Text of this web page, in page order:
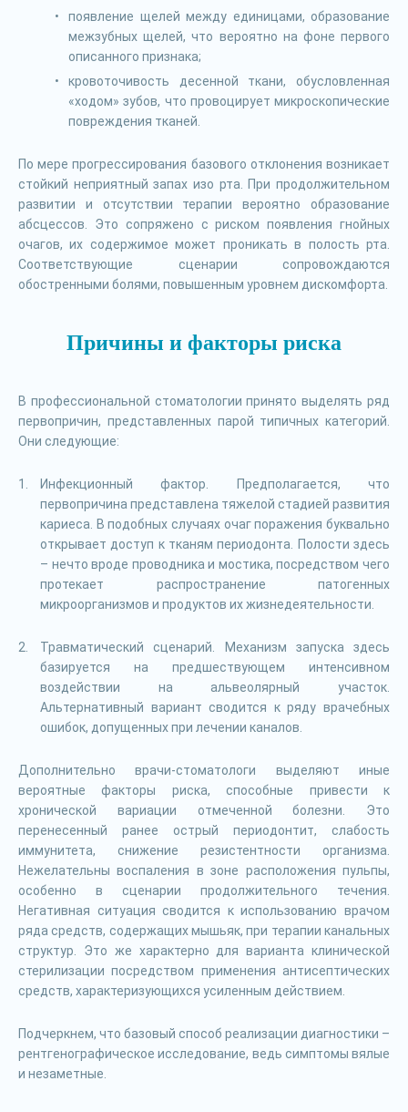
появление щелей между единицами, образование
межзубных щелей, что вероятно на фоне первого
описанного признака;
кровоточивость десенной ткани, обусловленная
«ходом» зубов, что провоцирует микроскопические
повреждения тканей.
По мере прогрессирования базового отклонения возникает
стойкий неприятный запах изо рта. При продолжительном
развитии и отсутствии терапии вероятно образование
абсцессов. Это сопряжено с риском появления гнойных
очагов, их содержимое может проникать в полость рта.
Соответствующие сценарии сопровождаются
обостренными болями, повышенным уровнем дискомфорта.
Причины и факторы риска
В профессиональной стоматологии принято выделять ряд
первопричин, представленных парой типичных категорий.
Они следующие:
Инфекционный фактор. Предполагается, что
первопричина представлена тяжелой стадией развития
кариеса. В подобных случаях очаг поражения буквально
открывает доступ к тканям периодонта. Полости здесь
– нечто вроде проводника и мостика, посредством чего
протекает распространение патогенных
микроорганизмов и продуктов их жизнедеятельности.
Травматический сценарий. Механизм запуска здесь
базируется на предшествующем интенсивном
воздействии на альвеолярный участок.
Альтернативный вариант сводится к ряду врачебных
ошибок, допущенных при лечении каналов.
Дополнительно врачи-стоматологи выделяют иные
вероятные факторы риска, способные привести к
хронической вариации отмеченной болезни. Это
перенесенный ранее острый периодонтит, слабость
иммунитета, снижение резистентности организма.
Нежелательны воспаления в зоне расположения пульпы,
особенно в сценарии продолжительного течения.
Негативная ситуация сводится к использованию врачом
ряда средств, содержащих мышьяк, при терапии канальных
структур. Это же характерно для варианта клинической
стерилизации посредством применения антисептических
средств, характеризующихся усиленным действием.
Подчеркнем, что базовый способ реализации диагностики –
рентгенографическое исследование, ведь симптомы вялые
и незаметные.